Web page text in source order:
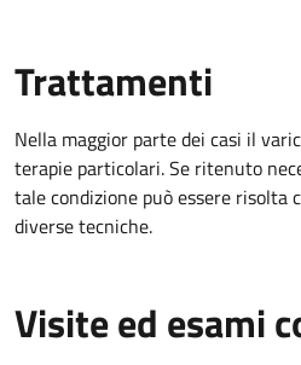
Trattamenti
Nella maggior parte dei casi il
terapie particolari. Se ritenuto
tale condizione può essere
diverse tecniche.
Visite ed esami